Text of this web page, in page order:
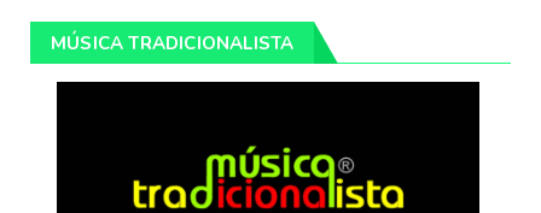
MÚSICA TRADICIONALISTA